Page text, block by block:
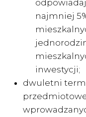
najmniej
inwestycji;
dwuletni